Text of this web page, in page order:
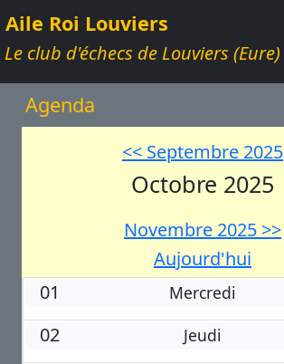
Aile Roi Louviers
Le club d'échecs de Louviers (Eure)
Agenda
<< Septembre 2025
Octobre 2025
Novembre 2025 >>
Aujourd'hui
01
Mercredi
02 Jeudi